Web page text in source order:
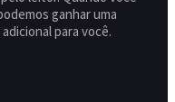
ganhar uma
para você.